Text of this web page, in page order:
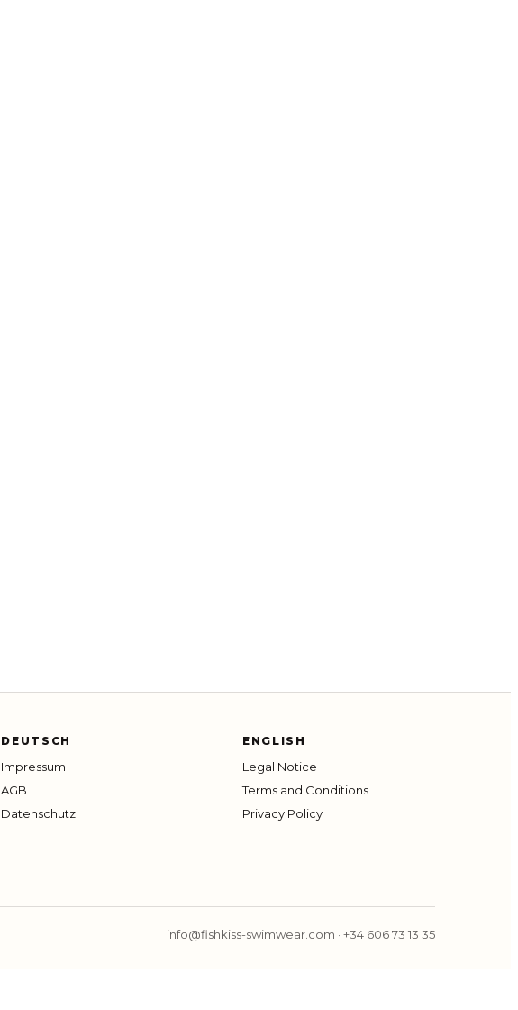
DEUTSCH
Impressum
AGB
Datenschutz
ENGLISH
Legal Notice
Terms and Conditions
Privacy Policy
info@fishkiss-swimwear.com · +34 606 73 13 35